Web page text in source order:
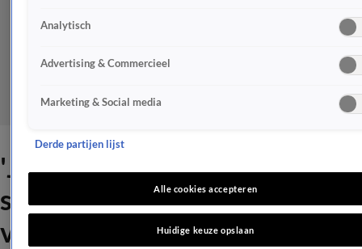
'Jan Smit verbleef voor
scheiding in Brabants
vakantiehuisje'
Analytisch
Advertising & Commercieel
Marketing & Social media
Derde partijen lijst
Alle cookies accepteren
Huidige keuze opslaan